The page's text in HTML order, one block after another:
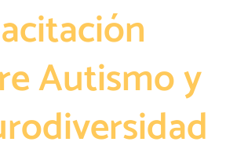
Autismo y